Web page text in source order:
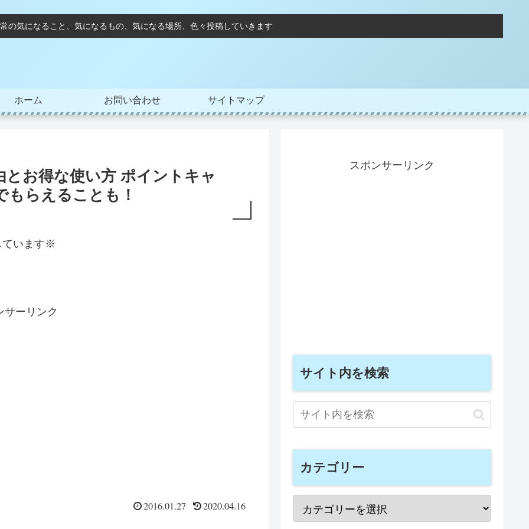
の気になること、気になるもの、気になる場所、色々投稿していきます
ホーム お問い合わせ サイトマップ
お得な使い方 ポイントキャ
もらえることも！
ています※
サーリンク
2016.01.27 2020.04.16
スポンサーリンク
サイト内を検索
カテゴリー